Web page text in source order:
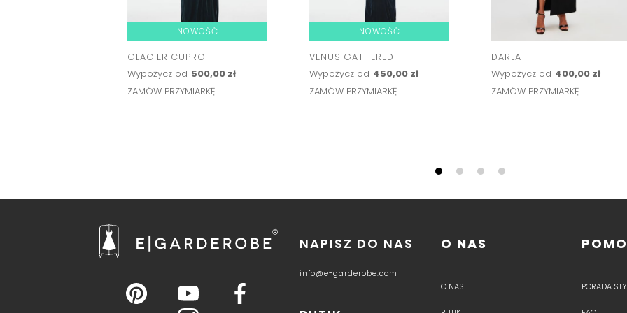
NOWOŚĆ
GLACIER CUPRO
Wypożycz od 500,00 zł
ZAMÓW PRZYMIARKĘ
NOWOŚĆ
VENUS GATHERED
Wypożycz od 450,00 zł
ZAMÓW PRZYMIARKĘ
DARLA
Wypożycz od 400,00 zł
ZAMÓW PRZYMIARKĘ
NAPISZ DO NAS
info@e-garderobe.com
O NAS
O NAS PORADA